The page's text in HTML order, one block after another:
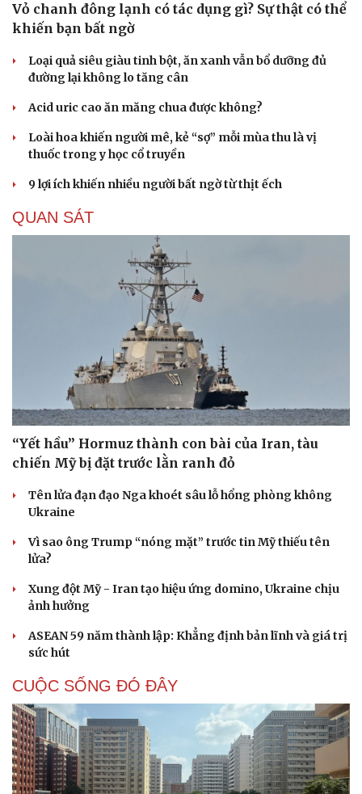
Vỏ chanh đông lạnh có tác dụng gì? Sự thật có thể
khiến bạn bất ngờ
Loại quả siêu giàu tinh bột, ăn xanh vẫn bổ dưỡng đủ
đường lại không lo tăng cân
Acid uric cao ăn măng chua được không?
Loài hoa khiến người mê, kẻ “sợ” mỗi mùa thu là vị
thuốc trong y học cổ truyền
9 lợi ích khiến nhiều người bất ngờ từ thịt ếch
QUAN SÁT
“Yết hầu” Hormuz thành con bài của Iran, tàu
chiến Mỹ bị đặt trước lằn ranh đỏ
Tên lửa đạn đạo Nga khoét sâu lỗ hổng phòng không
Ukraine
Vì sao ông Trump “nóng mặt” trước tin Mỹ thiếu tên
lửa?
Xung đột Mỹ - Iran tạo hiệu ứng domino, Ukraine chịu
ảnh hưởng
ASEAN 59 năm thành lập: Khẳng định bản lĩnh và giá trị
sức hút
CUỘC SỐNG ĐÓ ĐÂY